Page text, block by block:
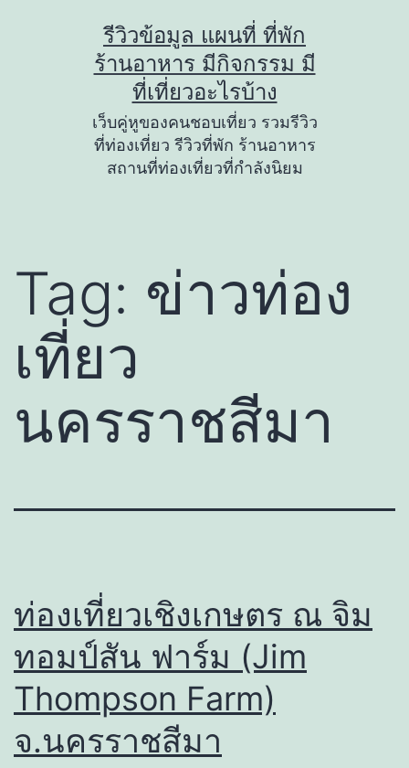
รีวิวข้อมูล แผนที่ ที่พัก
ร้านอาหาร มีกิจกรรม มี
ที่เที่ยวอะไรบ้าง
เว็บคู่หูของคนชอบเที่ยว รวมรีวิว
ที่ท่องเที่ยว รีวิวที่พัก ร้านอาหาร
สถานที่ท่องเที่ยวที่กำลังนิยม
Tag: ข่าวท่อง
เที่ยว
นครราชสีมา
ท่องเที่ยวเชิงเกษตร ณ จิม
ทอมป์สัน ฟาร์ม (Jim
Thompson Farm)
จ.นครราชสีมา